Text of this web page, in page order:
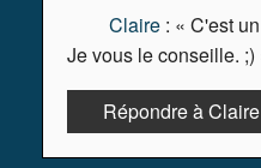
Claire : « C'est
Je vous le conseille. ;)
Répondre à Claire